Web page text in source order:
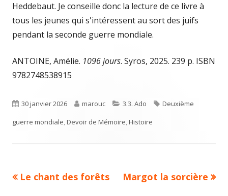
Heddebaut. Je conseille donc la lecture de ce livre à
tous les jeunes qui s'intéressent au sort des juifs
pendant la seconde guerre mondiale.
ANTOINE, Amélie. 1096 jours. Syros, 2025. 239 p. ISBN
9782748538915
Published
on
30 janvier 2026 Author
marouc Categories
3.3. Ado Tags
Deuxième
guerre mondiale,Devoir de Mémoire,Histoire
Navigation
Previous
Le chant des forêts
Next
Margot la sorcière